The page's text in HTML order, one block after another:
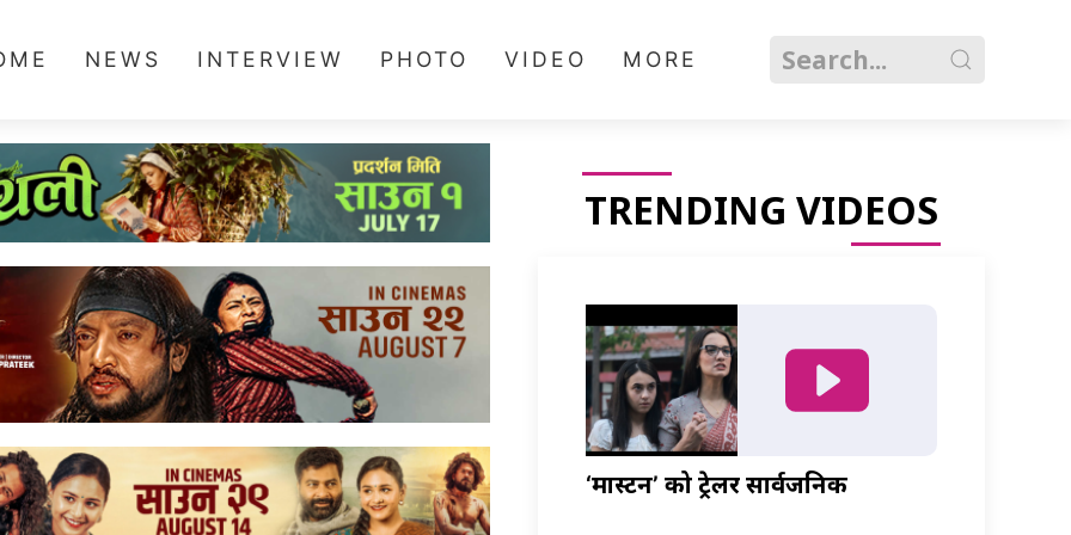
NEWS INTERVIEW PHOTO VIDEO MORE
TRENDING VIDEOS
‘मास्टर्नी’ को ट्रेलर सार्वजनिक